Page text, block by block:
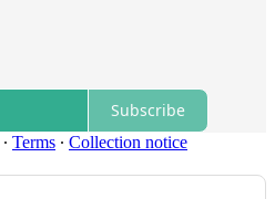
Subscribe
∙ Terms ∙ Collection notice